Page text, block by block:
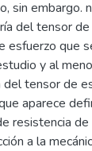
sin embargo.
del tensor
esfuerzo que
y al
tensor de
aparece
resistencia de
a la